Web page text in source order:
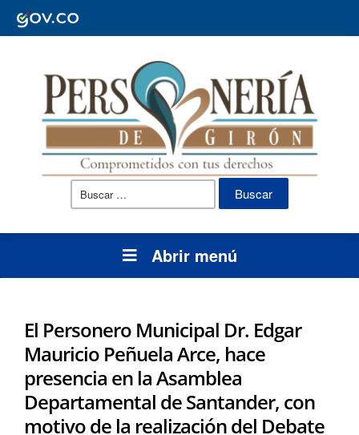
Buscar:
Abrir menú
El Personero Municipal Dr. Edgar
Mauricio Peñuela Arce, hace
presencia en la Asamblea
Departamental de Santander, con
motivo de la realización del Debate